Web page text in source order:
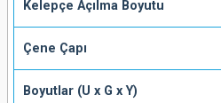
Kelepçe Açılma Boyutu
Çene Çapı
Boyutlar (U x G x Y)